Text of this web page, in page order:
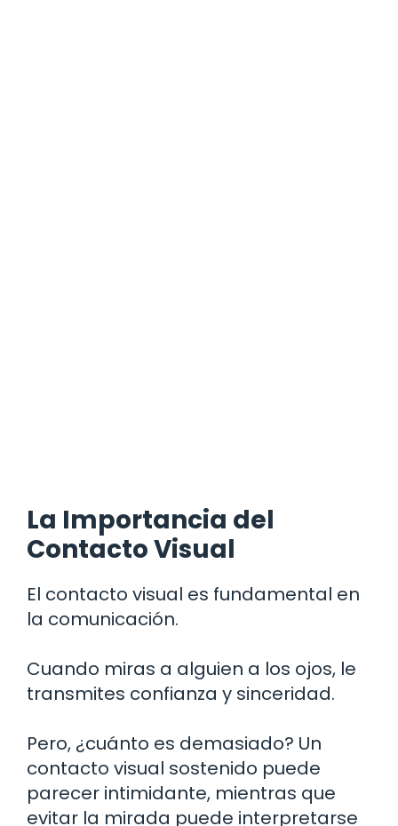
La Importancia del
Contacto Visual
El contacto visual es fundamental en
la comunicación.
Cuando miras a alguien a los ojos, le
transmites confianza y sinceridad.
Pero, ¿cuánto es demasiado? Un
contacto visual sostenido puede
parecer intimidante, mientras que
evitar la mirada puede interpretarse